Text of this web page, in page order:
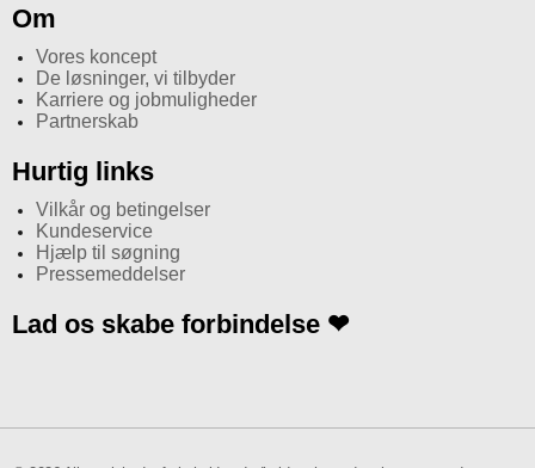
Om
Vores koncept
De løsninger, vi tilbyder
Karriere og jobmuligheder
Partnerskab
Hurtig links
Vilkår og betingelser
Kundeservice
Hjælp til søgning
Pressemeddelser
Lad os skabe forbindelse ❤
n